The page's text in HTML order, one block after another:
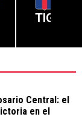
TIG
Central: el
en el